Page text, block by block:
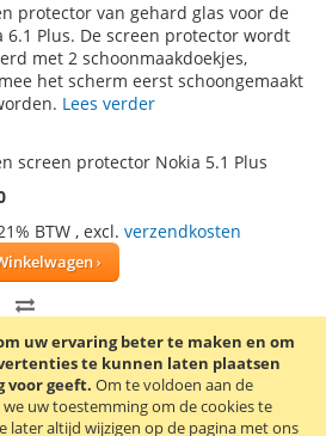
uw ervaring beter te maken en om
te kunnen laten plaatsen
voor geeft. Om te voldoen aan de
uw toestemming om de cookies te
later altijd wijzigen op de pagina met ons
TE
VERGELIJKEN
protector van gehard glas voor de
6.1 Plus. De screen protector wordt
met 2 schoonmaakdoekjes,
het scherm eerst schoongemaakt
Lees verder
screen protector Nokia 5.1 Plus
BTW , excl. verzendkosten
VOEG
OM
TE
VERGELIJKEN
protector van gehard glas voor de
5.1 Plus. De screen protector wordt
met 2 schoonmaakdoekjes,